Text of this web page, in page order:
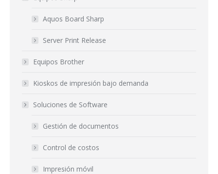
Aquos Board Sharp
Server Print Release
Equipos Brother
Kioskos de impresión bajo demanda
Soluciones de Software
Gestión de documentos
Control de costos
Impresión móvil